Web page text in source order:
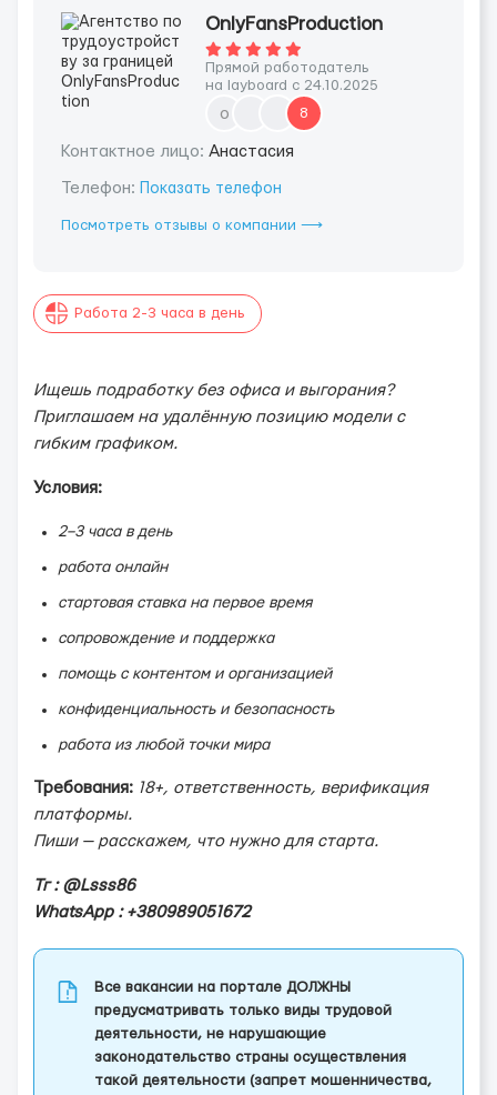
OnlyFansProduction
Прямой работодатель
на layboard с 24.10.2025
o 8
Контактное лицо: Анастасия
Телефон: Показать телефон
Посмотреть отзывы о компании ⟶
Работа 2-3 часа в день
Ищешь подработку без офиса и выгорания?
Приглашаем на удалённую позицию модели с
гибким графиком.
Условия:
2–3 часа в день
работа онлайн
стартовая ставка на первое время
сопровождение и поддержка
помощь с контентом и организацией
конфиденциальность и безопасность
работа из любой точки мира
Требования: 18+, ответственность, верификация
платформы.
Пиши — расскажем, что нужно для старта.
Тг : @Lsss86
WhatsApp : +380989051672
Все вакансии на портале ДОЛЖНЫ
предусматривать только виды трудовой
деятельности, не нарушающие
законодательство страны осуществления
такой деятельности (запрет мошенничества,